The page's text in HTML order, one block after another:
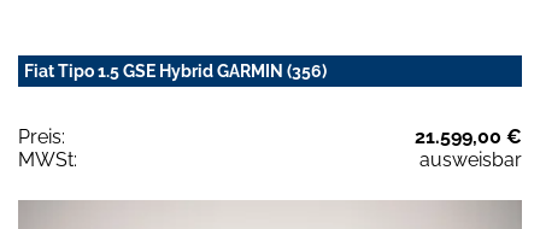
Fiat Tipo 1.5 GSE Hybrid GARMIN (356)
Preis:
21.599,00 €
MWSt:
ausweisbar